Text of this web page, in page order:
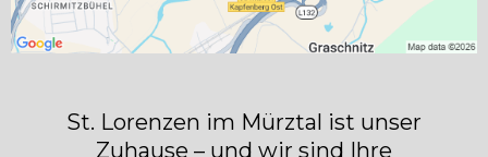
St. Lorenzen im Mürztal ist unser
Zuhause – und wir sind Ihre